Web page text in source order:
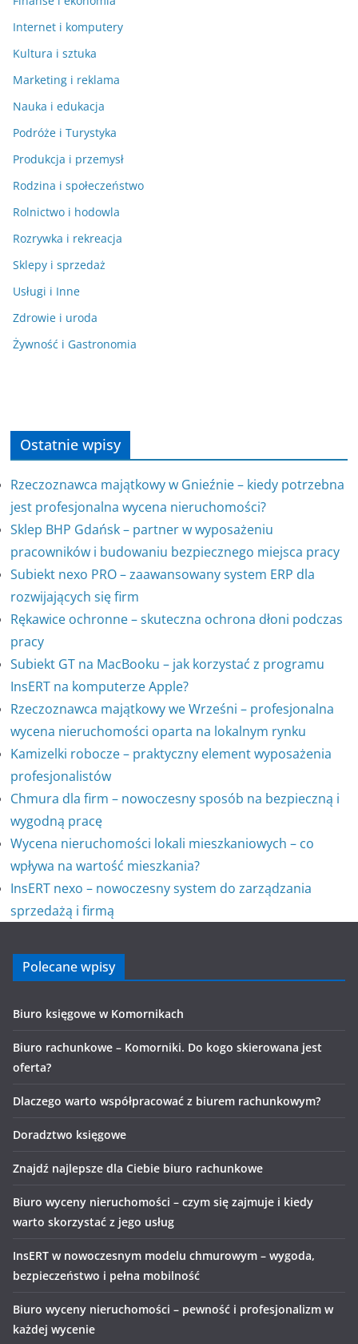
Internet i komputery
Kultura i sztuka
Marketing i reklama
Nauka i edukacja
Podróże i Turystyka
Produkcja i przemysł
Rodzina i społeczeństwo
Rolnictwo i hodowla
Rozrywka i rekreacja
Sklepy i sprzedaż
Usługi i Inne
Zdrowie i uroda
Żywność i Gastronomia
Ostatnie wpisy
Rzeczoznawca majątkowy w Gnieźnie – kiedy potrzebna
jest profesjonalna wycena nieruchomości?
Sklep BHP Gdańsk – partner w wyposażeniu
pracowników i budowaniu bezpiecznego miejsca pracy
Subiekt nexo PRO – zaawansowany system ERP dla
rozwijających się firm
Rękawice ochronne – skuteczna ochrona dłoni podczas
pracy
Subiekt GT na MacBooku – jak korzystać z programu
InsERT na komputerze Apple?
Rzeczoznawca majątkowy we Wrześni – profesjonalna
wycena nieruchomości oparta na lokalnym rynku
Kamizelki robocze – praktyczny element wyposażenia
profesjonalistów
Chmura dla firm – nowoczesny sposób na bezpieczną i
wygodną pracę
Wycena nieruchomości lokali mieszkaniowych – co
wpływa na wartość mieszkania?
InsERT nexo – nowoczesny system do zarządzania
sprzedażą i firmą
Polecane wpisy
Biuro księgowe w Komornikach
Biuro rachunkowe – Komorniki. Do kogo skierowana jest
oferta?
Dlaczego warto współpracować z biurem rachunkowym?
Doradztwo księgowe
Znajdź najlepsze dla Ciebie biuro rachunkowe
Biuro wyceny nieruchomości – czym się zajmuje i kiedy
warto skorzystać z jego usług
InsERT w nowoczesnym modelu chmurowym – wygoda,
bezpieczeństwo i pełna mobilność
Biuro wyceny nieruchomości – pewność i profesjonalizm w
każdej wycenie